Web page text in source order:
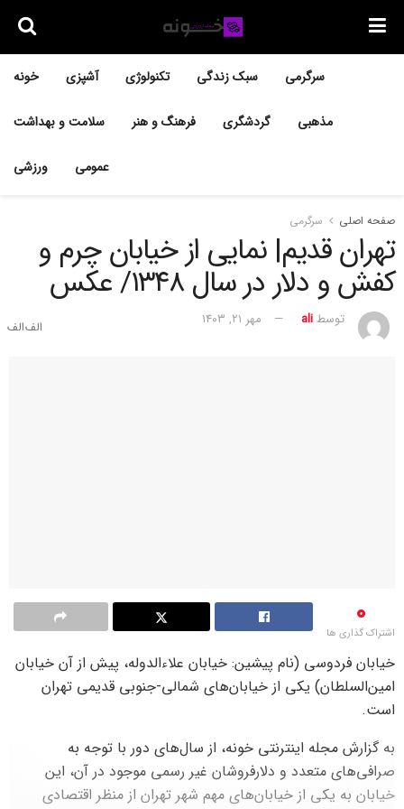
خونه آشپزی تکنولوژی سبک زندگی سرگرمی
سلامت و بهداشت فرهنگ و هنر گردشگری مذهبی
ورزشی عمومی
صفحه اصلی سرگرمی
تهران قدیم| نمایی از خیابان چرم و
کفش و دلار در سال ۱۳۴۸/ عکس
توسطali مهر ۲۱, ۱۴۰۳
0
اشتراک گذاری ها
خیابان فردوسی (نام پیشین: خیابان علاءالدوله، پیش از آن خیابان
امین‌السلطان) یکی از خیابان‌های شمالی-جنوبی قدیمی تهران
است.
به گزارش مجله اینترنتی خونه، از سال‌های دور با توجه به
صرافی‌های متعدد و دلارفروشان غیر رسمی موجود در آن، این
خیابان به یکی از خیابان‌های مهم شهر تهران از منظر اقتصادی